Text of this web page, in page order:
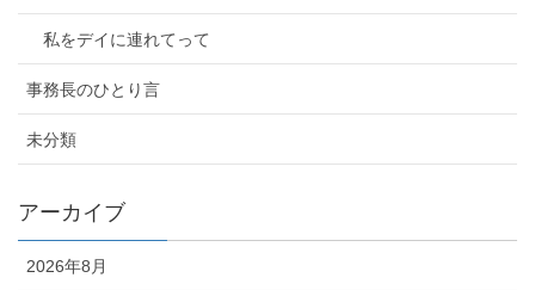
私をデイに連れてって
事務長のひとり言
未分類
アーカイブ
2026年8月